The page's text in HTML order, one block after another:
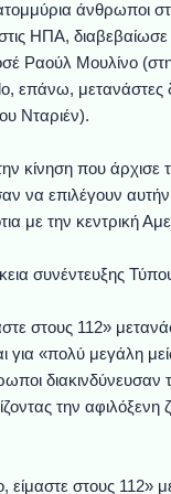
άνθρωποι
ΗΠΑ,
Ραούλ Μουλίνο
επάνω, μετανάστες
Νταριέν).
κίνηση που άρχισε
να επιλέγουν
με την κεντρική
συνέντευξης
στους 112»
για «πολύ μεγάλη
διακινδύνευσαν
την
είμαστε στους 112»